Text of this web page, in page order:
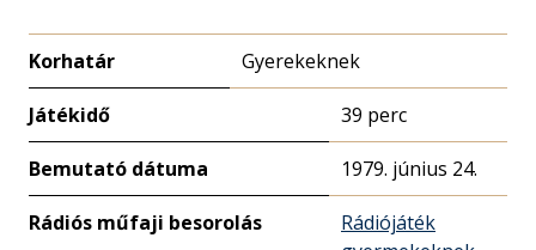
Korhatár Gyerekeknek
Játékidő 39 perc
Bemutató dátuma 1979. június 24.
Rádiós műfaji besorolás
Rádiójáték